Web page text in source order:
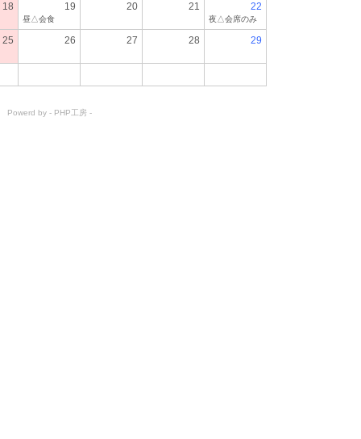
18 19
昼△会食
20 21 22
夜△会席のみ
25 26 27 28 29
Powerd by - PHP工房-